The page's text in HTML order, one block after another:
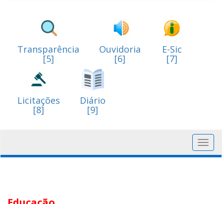
Transparência
[5]
Ouvidoria
[6]
E-Sic
[7]
Licitações
[8]
Diário
[9]